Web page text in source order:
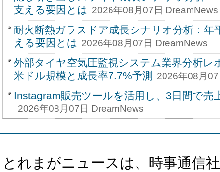
支える要因とは 2026年08月07日 DreamNews
耐火断熱ガラスドア成長シナリオ分析：年
える要因とは 2026年08月07日 DreamNews
外部タイヤ空気圧監視システム業界分析レ
米ドル規模と成長率7.7%予測
2026年08月
Instagram販売ツールを活用し、3日間で売
2026年08月07日 DreamNews
とれまがニュースは、時事通信